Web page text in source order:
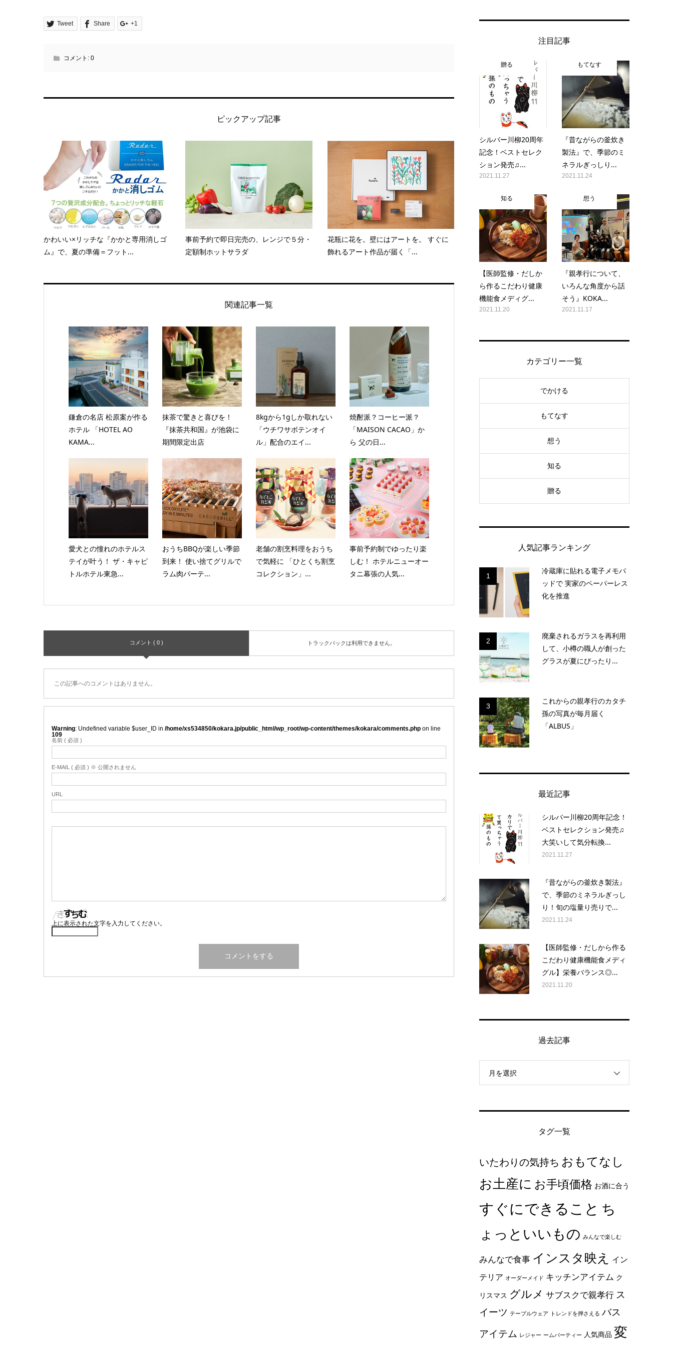
Tweet Share +1
コメント: 0
ピックアップ記事
かわいい×リッチな『かかと専用消しゴ
ム』で、夏の準備＝フット...
事前予約で即日完売の、レンジで５分・
定額制ホットサラダ
花瓶に花を。壁にはアートを。 すぐに
飾れるアート作品が届く「...
関連記事一覧
鎌倉の名店 松原案が作る
ホテル 「HOTEL AO
KAMA...
抹茶で驚きと喜びを！
『抹茶共和国』が池袋に
期間限定出店
8kgから1gしか取れない
「ウチワサボテンオイ
ル」配合のエイ...
焼酎派？コーヒー派？
「MAISON CACAO」か
ら 父の日...
愛犬との憧れのホテルス
テイが叶う！ ザ・キャピ
トルホテル東急...
おうちBBQが楽しい季節
到来！ 使い捨てグリルで
ラム肉パーテ...
老舗の割烹料理をおうち
で気軽に 「ひとくち割烹
コレクション」...
事前予約制でゆったり楽
しむ！ ホテルニューオー
タニ幕張の人気...
コメント ( 0 ) トラックバックは利用できません。
この記事へのコメントはありません。
Warning : Undefined variable $user_ID in /home/xs534850/kokara.jp/public_html/wp_root/wp-content/themes/kokara/comments.php on line
109
名前 ( 必須 )
E-MAIL ( 必須 ) ※ 公開されません
URL
上に表示された文字を入力してください。
注目記事
贈る
シルバー川柳20周年
記念！ベストセレク
ション発売♫...
2021.11.27
もてなす
『昔ながらの釜炊き
製法』で、季節のミ
ネラルぎっしり...
2021.11.24
知る
【医師監修・だしか
ら作るこだわり健康
機能食メディグ...
2021.11.20
想う
『親孝行について、
いろんな角度から話
そう』KOKA...
2021.11.17
カテゴリー一覧
でかける
もてなす
想う
知る
贈る
人気記事ランキング
1
冷蔵庫に貼れる電子メモパ
ッドで 実家のペーパーレス
化を推進
2
廃棄されるガラスを再利用
して、小樽の職人が創った
グラスが夏にぴったり...
3
これからの親孝行のカタチ
孫の写真が毎月届く
「ALBUS」
最近記事
シルバー川柳20周年記念！
ベストセレクション発売♫
大笑いして気分転換...
2021.11.27
『昔ながらの釜炊き製法』
で、季節のミネラルぎっし
り！旬の塩量り売りで...
2021.11.24
【医師監修・だしから作る
こだわり健康機能食メディ
グル】栄養バランス◎...
2021.11.20
過去記事
月を選択
タグ一覧
いたわりの気持ち おもてなし
お土産に お手頃価格 お酒に合う
すぐにできること ち
ょっといいもの みんなで楽しむ
みんなで食事 インスタ映え イン
テリア オーダーメイド キッチンアイテム ク
リスマス グルメ サブスクで親孝行 ス
イーツ テーブルウェア トレンドを押さえる バス
アイテム レジャー ームパーティー 人気商品 変